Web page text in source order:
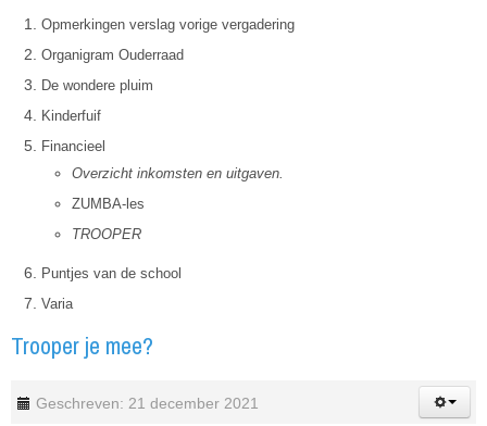
Opmerkingen verslag vorige vergadering
Organigram Ouderraad
De wondere pluim
Kinderfuif
Financieel
Overzicht inkomsten en uitgaven.
ZUMBA-les
TROOPER
Puntjes van de school
Varia
Trooper je mee?
Geschreven: 21 december 2021